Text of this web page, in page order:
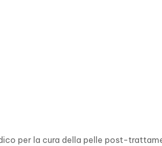
per la cura della pelle post-